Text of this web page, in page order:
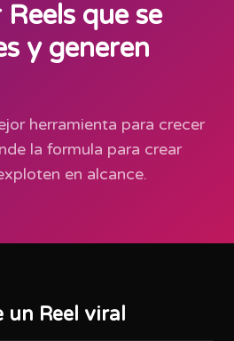
que se
y generen
herramienta para crecer
la formula para crear
en alcance.
un Reel viral